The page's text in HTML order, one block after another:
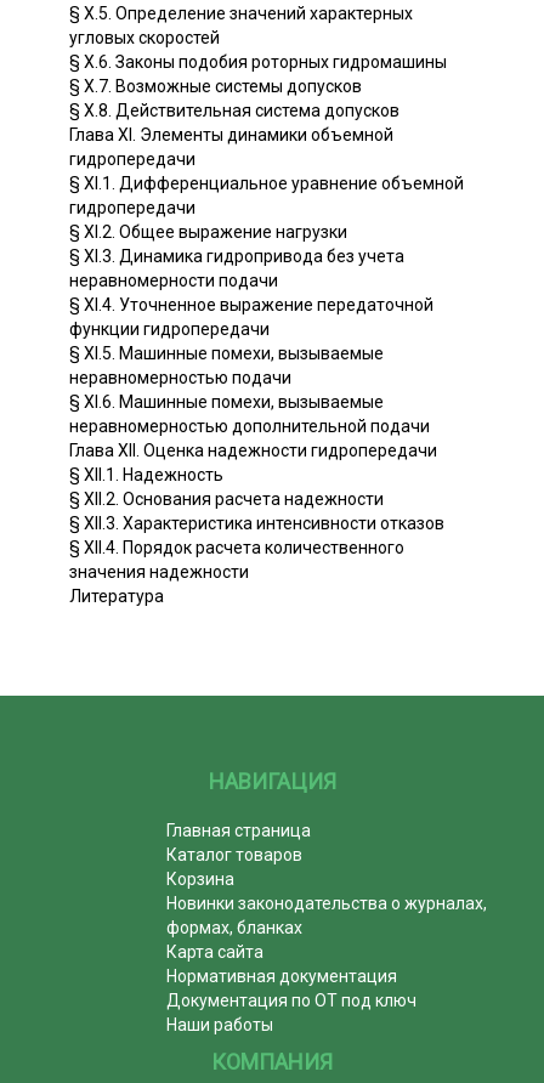
§ Х.5. Определение значений характерных
угловых скоростей
§ Х.6. Законы подобия роторных гидромашины
§ Х.7. Возможные системы допусков
§ Х.8. Действительная система допусков
Глава XI. Элементы динамики объемной
гидропередачи
§ ХI.1. Дифференциальное уравнение объемной
гидропередачи
§ XI.2. Общее выражение нагрузки
§ XI.3. Динамика гидропривода без учета
неравномерности подачи
§ XI.4. Уточненное выражение передаточной
функции гидропередачи
§ XI.5. Машинные помехи, вызываемые
неравномерностью подачи
§ XI.6. Машинные помехи, вызываемые
неравномерностью дополнительной подачи
Глава XII. Оценка надежности гидропередачи
§ XII.1. Надежность
§ XII.2. Основания расчета надежности
§ XII.3. Характеристика интенсивности отказов
§ XII.4. Порядок расчета количественного
значения надежности
Литература
НАВИГАЦИЯ
Главная страница
Каталог товаров
Корзина
Новинки законодательства о журналах,
формах, бланках
Карта сайта
Нормативная документация
Документация по ОТ под ключ
Наши работы
КОМПАНИЯ